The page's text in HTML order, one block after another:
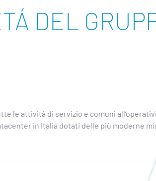
DEL
le attività di servizio e comuni
in Italia dotati delle più moderne